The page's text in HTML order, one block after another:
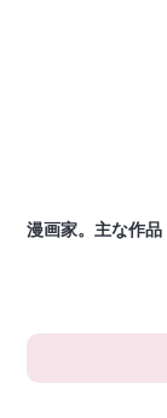
漫画家。主な作品